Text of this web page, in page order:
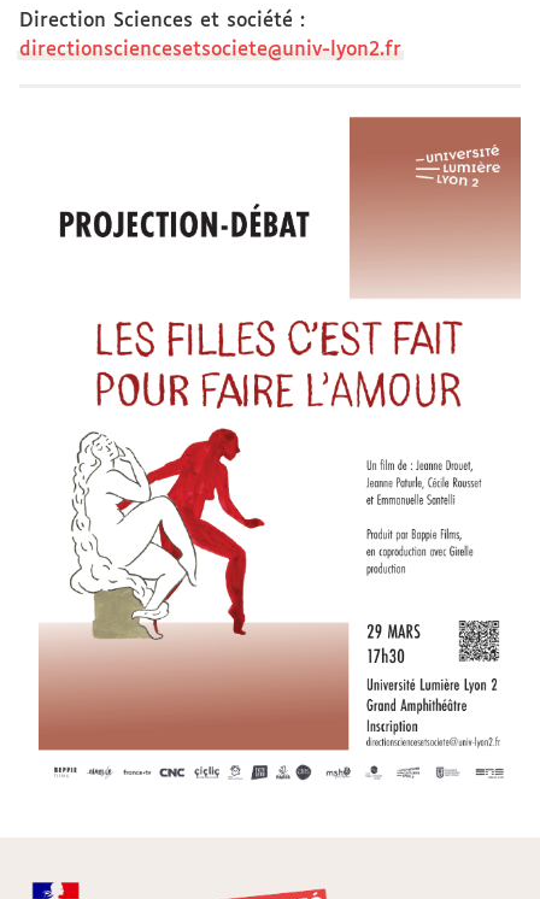
Direction Sciences et société :
directionsciencesetsociete@univ-lyon2.fr